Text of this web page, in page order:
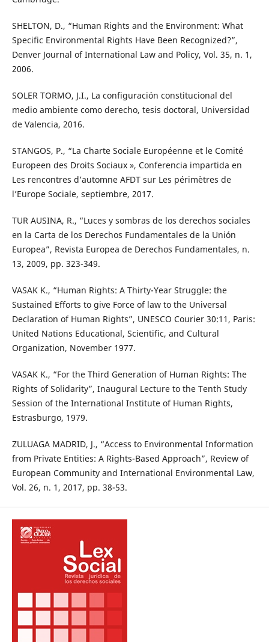
SHELTON, D., “Human Rights and the Environment: What
Specific Environmental Rights Have Been Recognized?”,
Denver Journal of International Law and Policy, Vol. 35, n. 1,
2006.
SOLER TORMO, J.I., La configuración constitucional del
medio ambiente como derecho, tesis doctoral, Universidad
de Valencia, 2016.
STANGOS, P., “La Charte Sociale Européenne et le Comité
Europeen des Droits Sociaux », Conferencia impartida en
Les rencontres d’automne AFDT sur Les périmètres de
l’Europe Sociale, septiembre, 2017.
TUR AUSINA, R., “Luces y sombras de los derechos sociales
en la Carta de los Derechos Fundamentales de la Unión
Europea”, Revista Europea de Derechos Fundamentales, n.
13, 2009, pp. 323-349.
VASAK K., “Human Rights: A Thirty-Year Struggle: the
Sustained Efforts to give Force of law to the Universal
Declaration of Human Rights”, UNESCO Courier 30:11, Paris:
United Nations Educational, Scientific, and Cultural
Organization, November 1977.
VASAK K., “For the Third Generation of Human Rights: The
Rights of Solidarity”, Inaugural Lecture to the Tenth Study
Session of the International Institute of Human Rights,
Estrasburgo, 1979.
ZULUAGA MADRID, J., “Access to Environmental Information
from Private Entities: A Rights-Based Approach”, Review of
European Community and International Environmental Law,
Vol. 26, n. 1, 2017, pp. 38-53.